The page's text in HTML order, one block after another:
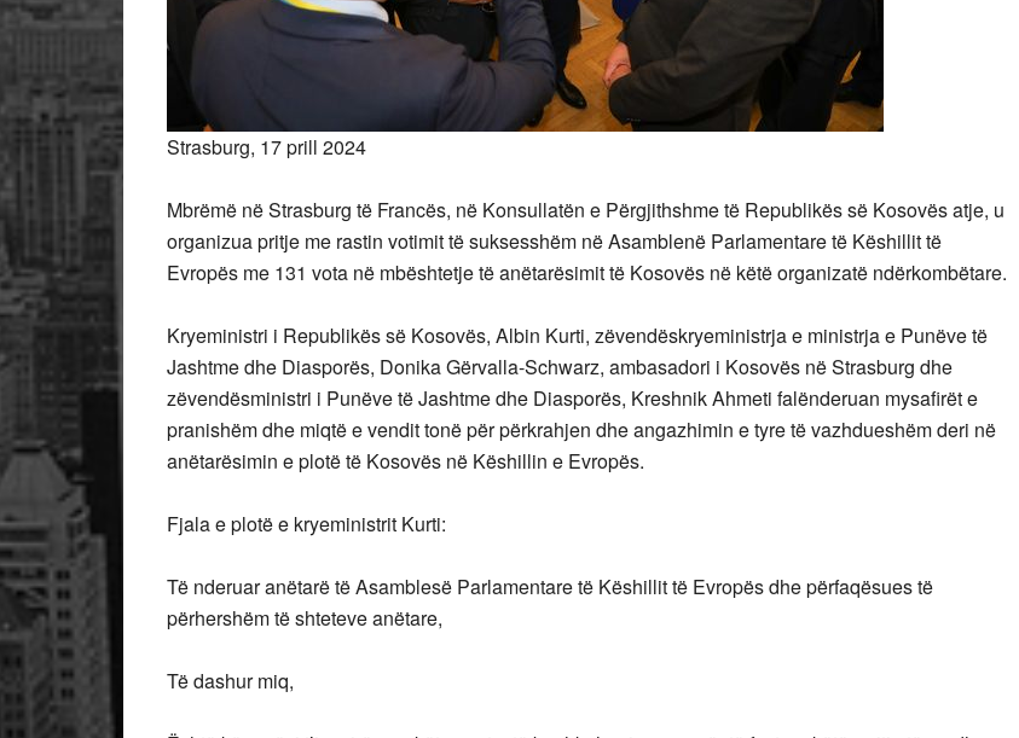
Strasburg, 17 prill 2024
Mbrëmë në Strasburg të Francës, në Konsullatën e Përgjithshme të Republikës së Kosovës atje, u
organizua pritje me rastin votimit të suksesshëm në Asamblenë Parlamentare të Këshillit të
Evropës me 131 vota në mbështetje të anëtarësimit të Kosovës në këtë organizatë ndërkombëtare.
Kryeministri i Republikës së Kosovës, Albin Kurti, zëvendëskryeministrja e ministrja e Punëve të
Jashtme dhe Diasporës, Donika Gërvalla-Schwarz, ambasadori i Kosovës në Strasburg dhe
zëvendësministri i Punëve të Jashtme dhe Diasporës, Kreshnik Ahmeti falënderuan mysafirët e
pranishëm dhe miqtë e vendit tonë për përkrahjen dhe angazhimin e tyre të vazhdueshëm deri në
anëtarësimin e plotë të Kosovës në Këshillin e Evropës.
Fjala e plotë e kryeministrit Kurti:
Të nderuar anëtarë të Asamblesë Parlamentare të Këshillit të Evropës dhe përfaqësues të
përhershëm të shteteve anëtare,
Të dashur miq,